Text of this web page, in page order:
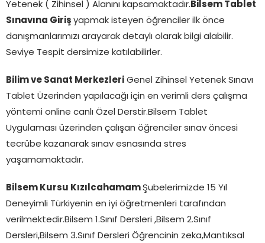
Yetenek ( Zihinsel ) Alanını kapsamaktadır.Bilsem Tablet
Sınavına Giriş yapmak isteyen öğrenciler ilk önce
danışmanlarımızı arayarak detaylı olarak bilgi alabilir.
Seviye Tespit dersimize katılabilirler.
Bilim ve Sanat Merkezleri Genel Zihinsel Yetenek Sınavı
Tablet Üzerinden yapılacağı için en verimli ders çalışma
yöntemi online canlı Özel Derstir.Bilsem Tablet
Uygulaması üzerinden çalışan öğrenciler sınav öncesi
tecrübe kazanarak sınav esnasında stres
yaşamamaktadır.
Bilsem Kursu Kızılcahamam Şubelerimizde 15 Yıl
Deneyimli Türkiyenin en iyi öğretmenleri tarafından
verilmektedir.Bilsem 1.Sınıf Dersleri ,Bilsem 2.Sınıf
Dersleri,Bilsem 3.Sınıf Dersleri Öğrencinin zeka,Mantıksal